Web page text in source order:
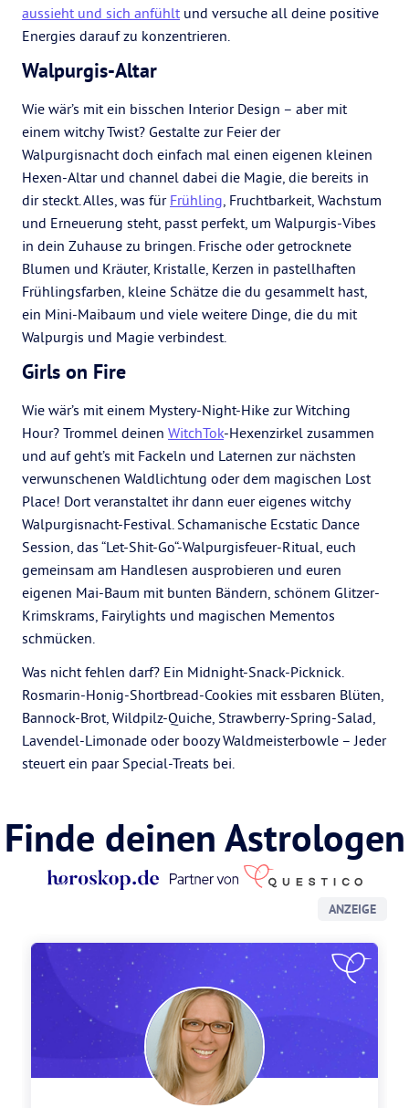
aussieht und sich anfühlt und versuche all deine positive
Energies darauf zu konzentrieren.
Walpurgis-Altar
Wie wär’s mit ein bisschen Interior Design – aber mit
einem witchy Twist? Gestalte zur Feier der
Walpurgisnacht doch einfach mal einen eigenen kleinen
Hexen-Altar und channel dabei die Magie, die bereits in
dir steckt. Alles, was für Frühling, Fruchtbarkeit, Wachstum
und Erneuerung steht, passt perfekt, um Walpurgis-Vibes
in dein Zuhause zu bringen. Frische oder getrocknete
Blumen und Kräuter, Kristalle, Kerzen in pastellhaften
Frühlingsfarben, kleine Schätze die du gesammelt hast,
ein Mini-Maibaum und viele weitere Dinge, die du mit
Walpurgis und Magie verbindest.
Girls on Fire
Wie wär’s mit einem Mystery-Night-Hike zur Witching
Hour? Trommel deinen WitchTok-Hexenzirkel zusammen
und auf geht’s mit Fackeln und Laternen zur nächsten
verwunschenen Waldlichtung oder dem magischen Lost
Place! Dort veranstaltet ihr dann euer eigenes witchy
Walpurgisnacht-Festival. Schamanische Ecstatic Dance
Session, das “Let-Shit-Go“-Walpurgisfeuer-Ritual, euch
gemeinsam am Handlesen ausprobieren und euren
eigenen Mai-Baum mit bunten Bändern, schönem Glitzer-
Krimskrams, Fairylights und magischen Mementos
schmücken.
Was nicht fehlen darf? Ein Midnight-Snack-Picknick.
Rosmarin-Honig-Shortbread-Cookies mit essbaren Blüten,
Bannock-Brot, Wildpilz-Quiche, Strawberry-Spring-Salad,
Lavendel-Limonade oder boozy Waldmeisterbowle – Jeder
steuert ein paar Special-Treats bei.
Finde deinen Astrologen
ANZEIGE